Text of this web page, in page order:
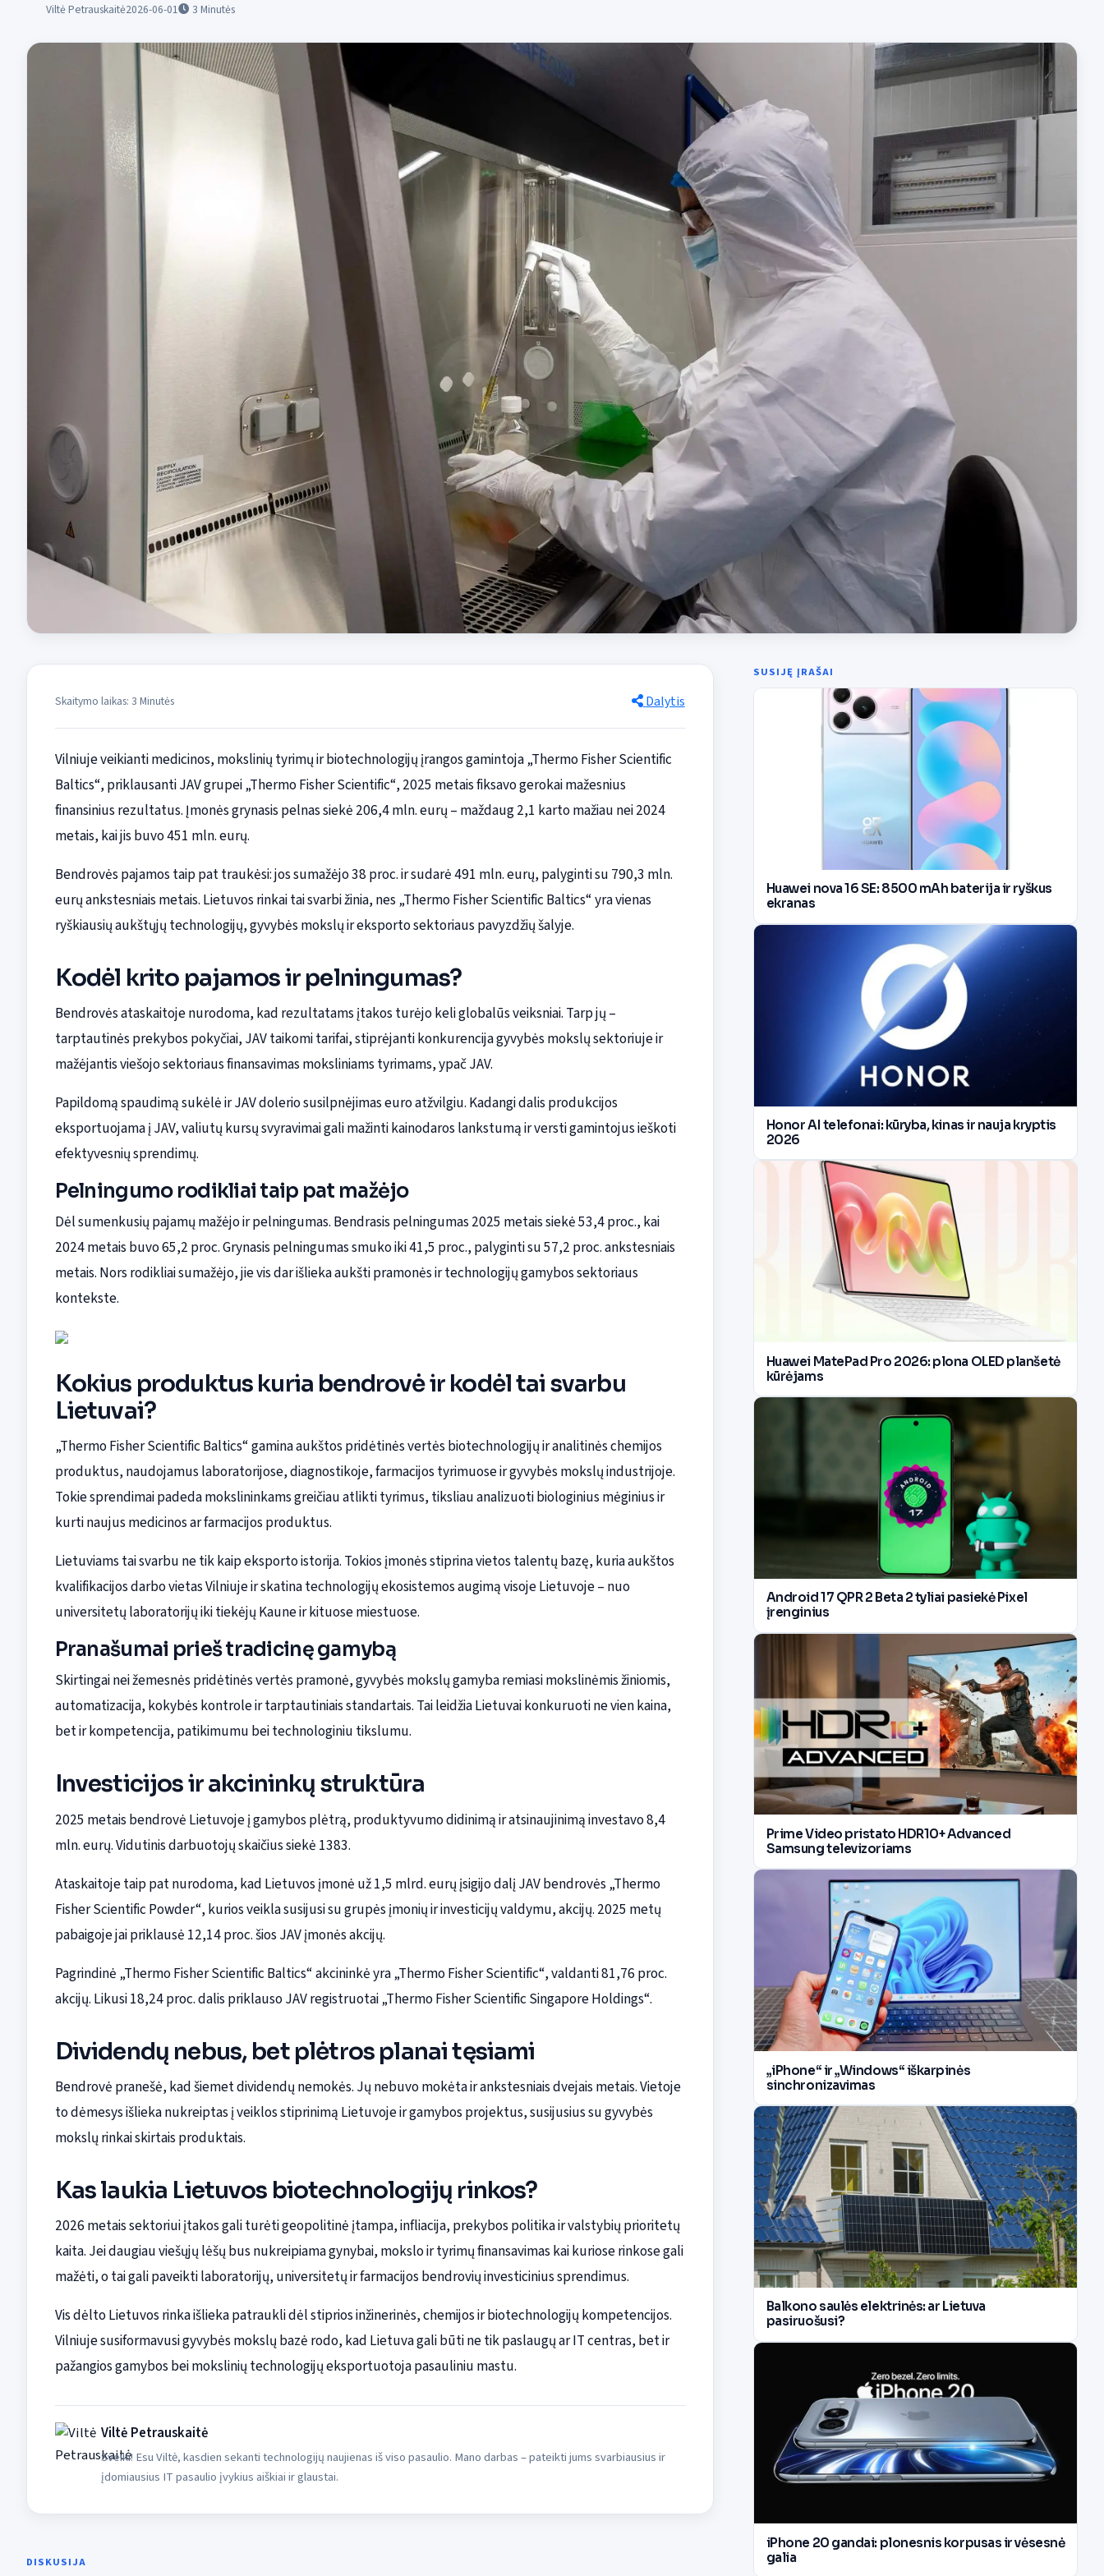
Viltė Petrauskaitė2026-06-01 3 Minutės
Skaitymo laikas: 3 Minutės Dalytis
Vilniuje veikianti medicinos, mokslinių tyrimų ir biotechnologijų įrangos gamintoja „Thermo Fisher Scientific
Baltics“, priklausanti JAV grupei „Thermo Fisher Scientific“, 2025 metais fiksavo gerokai mažesnius
finansinius rezultatus. Įmonės grynasis pelnas siekė 206,4 mln. eurų – maždaug 2,1 karto mažiau nei 2024
metais, kai jis buvo 451 mln. eurų.
Bendrovės pajamos taip pat traukėsi: jos sumažėjo 38 proc. ir sudarė 491 mln. eurų, palyginti su 790,3 mln.
eurų ankstesniais metais. Lietuvos rinkai tai svarbi žinia, nes „Thermo Fisher Scientific Baltics“ yra vienas
ryškiausių aukštųjų technologijų, gyvybės mokslų ir eksporto sektoriaus pavyzdžių šalyje.
Kodėl krito pajamos ir pelningumas?
Bendrovės ataskaitoje nurodoma, kad rezultatams įtakos turėjo keli globalūs veiksniai. Tarp jų –
tarptautinės prekybos pokyčiai, JAV taikomi tarifai, stiprėjanti konkurencija gyvybės mokslų sektoriuje ir
mažėjantis viešojo sektoriaus finansavimas moksliniams tyrimams, ypač JAV.
Papildomą spaudimą sukėlė ir JAV dolerio susilpnėjimas euro atžvilgiu. Kadangi dalis produkcijos
eksportuojama į JAV, valiutų kursų svyravimai gali mažinti kainodaros lankstumą ir versti gamintojus ieškoti
efektyvesnių sprendimų.
Pelningumo rodikliai taip pat mažėjo
Dėl sumenkusių pajamų mažėjo ir pelningumas. Bendrasis pelningumas 2025 metais siekė 53,4 proc., kai
2024 metais buvo 65,2 proc. Grynasis pelningumas smuko iki 41,5 proc., palyginti su 57,2 proc. ankstesniais
metais. Nors rodikliai sumažėjo, jie vis dar išlieka aukšti pramonės ir technologijų gamybos sektoriaus
kontekste.
Kokius produktus kuria bendrovė ir kodėl tai svarbu
Lietuvai?
„Thermo Fisher Scientific Baltics“ gamina aukštos pridėtinės vertės biotechnologijų ir analitinės chemijos
produktus, naudojamus laboratorijose, diagnostikoje, farmacijos tyrimuose ir gyvybės mokslų industrijoje.
Tokie sprendimai padeda mokslininkams greičiau atlikti tyrimus, tiksliau analizuoti biologinius mėginius ir
kurti naujus medicinos ar farmacijos produktus.
Lietuviams tai svarbu ne tik kaip eksporto istorija. Tokios įmonės stiprina vietos talentų bazę, kuria aukštos
kvalifikacijos darbo vietas Vilniuje ir skatina technologijų ekosistemos augimą visoje Lietuvoje – nuo
universitetų laboratorijų iki tiekėjų Kaune ir kituose miestuose.
Pranašumai prieš tradicinę gamybą
Skirtingai nei žemesnės pridėtinės vertės pramonė, gyvybės mokslų gamyba remiasi mokslinėmis žiniomis,
automatizacija, kokybės kontrole ir tarptautiniais standartais. Tai leidžia Lietuvai konkuruoti ne vien kaina,
bet ir kompetencija, patikimumu bei technologiniu tikslumu.
Investicijos ir akcininkų struktūra
2025 metais bendrovė Lietuvoje į gamybos plėtrą, produktyvumo didinimą ir atsinaujinimą investavo 8,4
mln. eurų. Vidutinis darbuotojų skaičius siekė 1383.
Ataskaitoje taip pat nurodoma, kad Lietuvos įmonė už 1,5 mlrd. eurų įsigijo dalį JAV bendrovės „Thermo
Fisher Scientific Powder“, kurios veikla susijusi su grupės įmonių ir investicijų valdymu, akcijų. 2025 metų
pabaigoje jai priklausė 12,14 proc. šios JAV įmonės akcijų.
Pagrindinė „Thermo Fisher Scientific Baltics“ akcininkė yra „Thermo Fisher Scientific“, valdanti 81,76 proc.
akcijų. Likusi 18,24 proc. dalis priklauso JAV registruotai „Thermo Fisher Scientific Singapore Holdings“.
Dividendų nebus, bet plėtros planai tęsiami
Bendrovė pranešė, kad šiemet dividendų nemokės. Jų nebuvo mokėta ir ankstesniais dvejais metais. Vietoje
to dėmesys išlieka nukreiptas į veiklos stiprinimą Lietuvoje ir gamybos projektus, susijusius su gyvybės
mokslų rinkai skirtais produktais.
Kas laukia Lietuvos biotechnologijų rinkos?
2026 metais sektoriui įtakos gali turėti geopolitinė įtampa, infliacija, prekybos politika ir valstybių prioritetų
kaita. Jei daugiau viešųjų lėšų bus nukreipiama gynybai, mokslo ir tyrimų finansavimas kai kuriose rinkose gali
mažėti, o tai gali paveikti laboratorijų, universitetų ir farmacijos bendrovių investicinius sprendimus.
Vis dėlto Lietuvos rinka išlieka patraukli dėl stiprios inžinerinės, chemijos ir biotechnologijų kompetencijos.
Vilniuje susiformavusi gyvybės mokslų bazė rodo, kad Lietuva gali būti ne tik paslaugų ar IT centras, bet ir
pažangios gamybos bei mokslinių technologijų eksportuotoja pasauliniu mastu.
Viltė Petrauskaitė
Sveiki! Esu Viltė, kasdien sekanti technologijų naujienas iš viso pasaulio. Mano darbas – pateikti jums svarbiausius ir
įdomiausius IT pasaulio įvykius aiškiai ir glaustai.
DISKUSIJA
SUSIJĘ ĮRAŠAI
Huawei nova 16 SE: 8500 mAh baterija ir ryškus
ekranas
Honor AI telefonai: kūryba, kinas ir nauja kryptis
2026
Huawei MatePad Pro 2026: plona OLED planšetė
kūrėjams
Android 17 QPR 2 Beta 2 tyliai pasiekė Pixel
įrenginius
Prime Video pristato HDR10+ Advanced
Samsung televizoriams
„iPhone“ ir „Windows“ iškarpinės
sinchronizavimas
Balkono saulės elektrinės: ar Lietuva
pasiruošusi?
iPhone 20 gandai: plonesnis korpusas ir vėsesnė
galia